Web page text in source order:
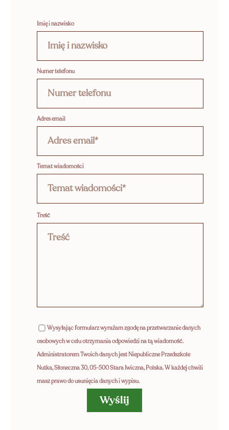
I
Imię i nazwisko
Numer telefonu
Adres email
Temat wiadomości
Treść
Wysyłając formularz wyrażam zgodę na przetwarzanie danych
osobowych w celu otrzymania odpowiedzi na tą wiadomość.
Administratorem Twoich danych jest Niepubliczne Przedszkole
Nutka, Słoneczna 30, 05-500 Stara Iwiczna, Polska. W każdej chwili
masz prawo do usunięcia danych i wypisu.
Wyślij